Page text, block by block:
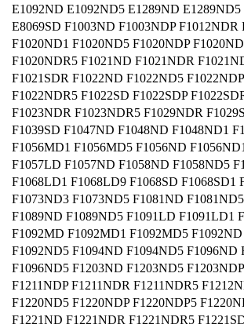
E1092ND E1092ND5 E1289ND E1289ND5
E8069SD F1003ND F1003NDP F1012NDR
F1020ND1 F1020ND5 F1020NDP
F1020NDR5 F1021ND F1021NDR
F1021SDR F1022ND F1022ND5
F1022NDR5 F1022SD F1022SDP
F1023NDR F1023NDR5 F1029NDR
F1039SD F1047ND F1048ND F1048ND1
F1056MD1 F1056MD5 F1056ND
F1057LD F1057ND F1058ND F1058ND5
F1068LD1 F1068LD9 F1068SD F1068SD1
F1073ND3 F1073ND5 F1081ND
F1089ND F1089ND5 F1091LD F1091LD1
F1092MD F1092MD1 F1092MD5 F1092ND
F1092ND5 F1094ND F1094ND5 F1096ND
F1096ND5 F1203ND F1203ND5
F1211NDP F1211NDR F1211NDR5
F1220ND5 F1220NDP F1220NDP5
F1221ND F1221NDR F1221NDR5